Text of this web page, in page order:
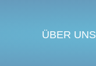
ÜBER UNS